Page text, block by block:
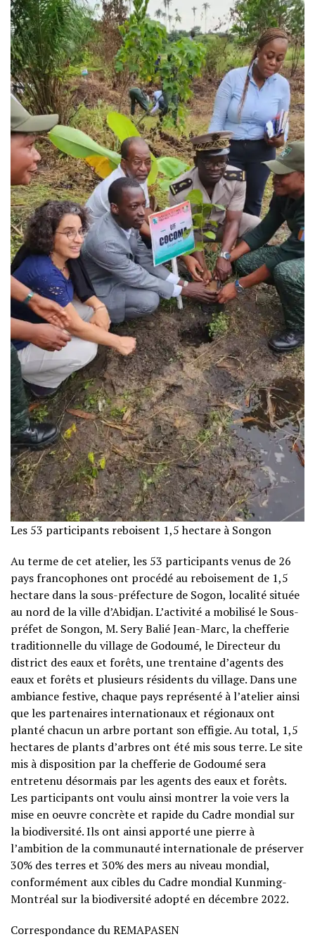
Les 53 participants reboisent 1,5 hectare à Songon
Au terme de cet atelier, les 53 participants venus de 26
pays francophones ont procédé au reboisement de 1,5
hectare dans la sous-préfecture de Sogon, localité située
au nord de la ville d’Abidjan. L’activité a mobilisé le Sous-
préfet de Songon, M. Sery Balié Jean-Marc, la chefferie
traditionnelle du village de Godoumé, le Directeur du
district des eaux et forêts, une trentaine d’agents des
eaux et forêts et plusieurs résidents du village. Dans une
ambiance festive, chaque pays représenté à l’atelier ainsi
que les partenaires internationaux et régionaux ont
planté chacun un arbre portant son effigie. Au total, 1,5
hectares de plants d’arbres ont été mis sous terre. Le site
mis à disposition par la chefferie de Godoumé sera
entretenu désormais par les agents des eaux et forêts.
Les participants ont voulu ainsi montrer la voie vers la
mise en oeuvre concrète et rapide du Cadre mondial sur
la biodiversité. Ils ont ainsi apporté une pierre à
l’ambition de la communauté internationale de préserver
30% des terres et 30% des mers au niveau mondial,
conformément aux cibles du Cadre mondial Kunming-
Montréal sur la biodiversité adopté en décembre 2022.
Correspondance du REMAPASEN